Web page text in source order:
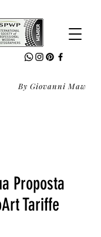
By Giovanni Maw
Proposta
Tariffe